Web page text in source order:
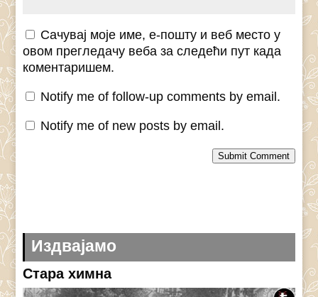
Сачувај моје име, е-пошту и веб место у
овом прегледачу веба за следећи пут када
коментаришем.
Notify me of follow-up comments by email.
Notify me of new posts by email.
Submit Comment
Издвајамо
Стара химна